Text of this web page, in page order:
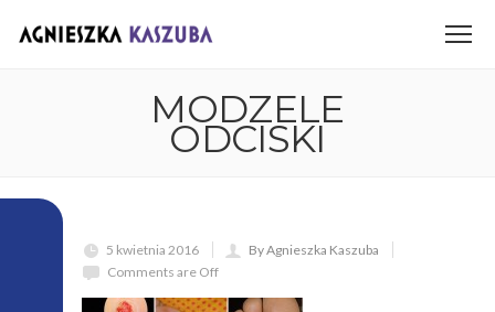
MODZELE
ODCISKI
5 kwietnia 2016
By Agnieszka Kaszuba
Comments are Off